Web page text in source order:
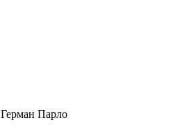
Герман Парло